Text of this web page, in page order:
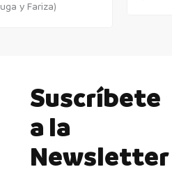
y Fariza)
Suscríbete
a la
Newsletter